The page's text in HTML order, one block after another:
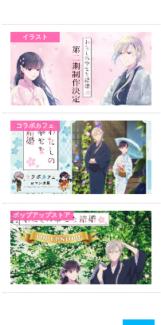
イラスト
コラボカフェ
ポップアップストア